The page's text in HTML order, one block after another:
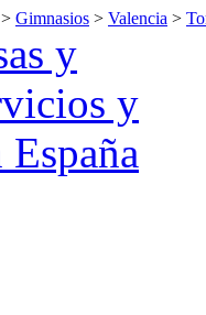
> Gimnasios > Valencia >